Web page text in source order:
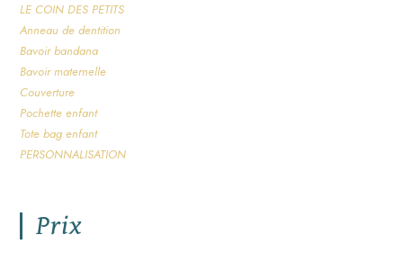
LE COIN DES PETITS
Anneau de dentition
Bavoir bandana
Bavoir maternelle
Couverture
Pochette enfant
Tote bag enfant
PERSONNALISATION
Prix